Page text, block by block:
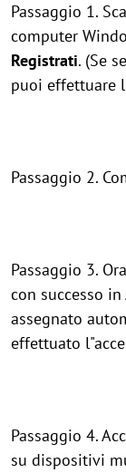
Passaggio 1.
computer
Registrati. (Se
puoi effettuare
Passaggio 2.
Passaggio 3.
con successo
assegnato
effettuato
Passaggio 4.
su dispositivi